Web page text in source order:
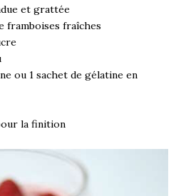
et grattée
framboises fraîches
ou 1 sachet de gélatine en
la finition